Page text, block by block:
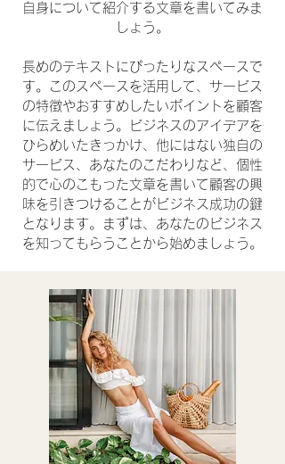
自身について紹介する文章を書いてみま
しょう。
​長めのテキストにぴったりなスペースで
す。このスペースを活用して、サービス
の特徴やおすすめしたいポイントを顧客
に伝えましょう。ビジネスのアイデアを
ひらめいたきっかけ、他にはない独自の
サービス、あなたのこだわりなど、個性
的で心のこもった文章を書いて顧客の興
味を引きつけることがビジネス成功の鍵
となります。まずは、あなたのビジネス
を知ってもらうことから始めましょう。